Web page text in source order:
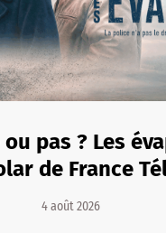
pas ? Les
de France
4 août 2026